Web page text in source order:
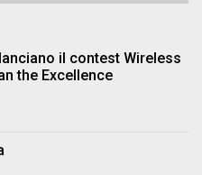
il contest Wireless
the Excellence